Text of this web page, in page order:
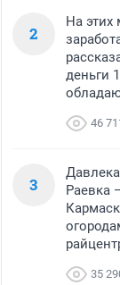
2
На этих
деньги
46
3
Раевка
35